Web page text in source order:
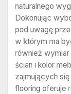
naturalnego
Dokonując
pod uwagę
w którym ma
również wymiar
ścian i kolor
zajmujących
flooring oferuje